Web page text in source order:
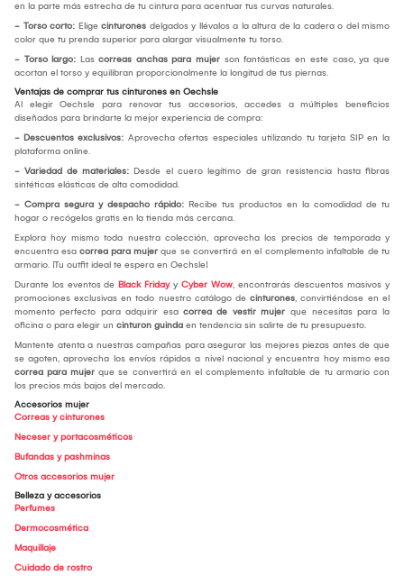
en la parte más estrecha de tu cintura para acentuar tus curvas naturales.
- Torso corto: Elige cinturones delgados y llévalos a la altura de la cadera o del mismo
color que tu prenda superior para alargar visualmente tu torso.
- Torso largo: Las correas anchas para mujer son fantásticas en este caso, ya que
acortan el torso y equilibran proporcionalmente la longitud de tus piernas.
Ventajas de comprar tus cinturones en Oechsle
Al elegir Oechsle para renovar tus accesorios, accedes a múltiples beneficios
diseñados para brindarte la mejor experiencia de compra:
- Descuentos exclusivos: Aprovecha ofertas especiales utilizando tu tarjeta SIP en la
plataforma online.
- Variedad de materiales: Desde el cuero legítimo de gran resistencia hasta fibras
sintéticas elásticas de alta comodidad.
- Compra segura y despacho rápido: Recibe tus productos en la comodidad de tu
hogar o recógelos gratis en la tienda más cercana.
Explora hoy mismo toda nuestra colección, aprovecha los precios de temporada y
encuentra esa correa para mujer que se convertirá en el complemento infaltable de tu
armario. ¡Tu outfit ideal te espera en Oechsle!
Durante los eventos de Black Fridayy Cyber Wow, encontrarás descuentos masivos y
promociones exclusivas en todo nuestro catálogo de cinturones, convirtiéndose en el
momento perfecto para adquirir esa correa de vestir mujer que necesitas para la
oficina o para elegir un cinturon guinda en tendencia sin salirte de tu presupuesto.
Mantente atenta a nuestras campañas para asegurar las mejores piezas antes de que
se agoten, aprovecha los envíos rápidos a nivel nacional y encuentra hoy mismo esa
correa para mujer que se convertirá en el complemento infaltable de tu armario con
los precios más bajos del mercado.
Accesorios mujer
Correas y cinturones
Neceser y portacosméticos
Bufandas y pashminas
Otros accesorios mujer
Belleza y accesorios
Perfumes
Dermocosmética
Maquillaje
Cuidado de rostro